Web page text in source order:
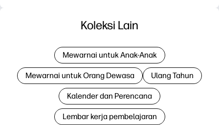
Koleksi Lain
Mewarnai untuk Anak-Anak
Mewarnai untuk Orang Dewasa Ulang Tahun
Kalender dan Perencana
Lembar kerja pembelajaran